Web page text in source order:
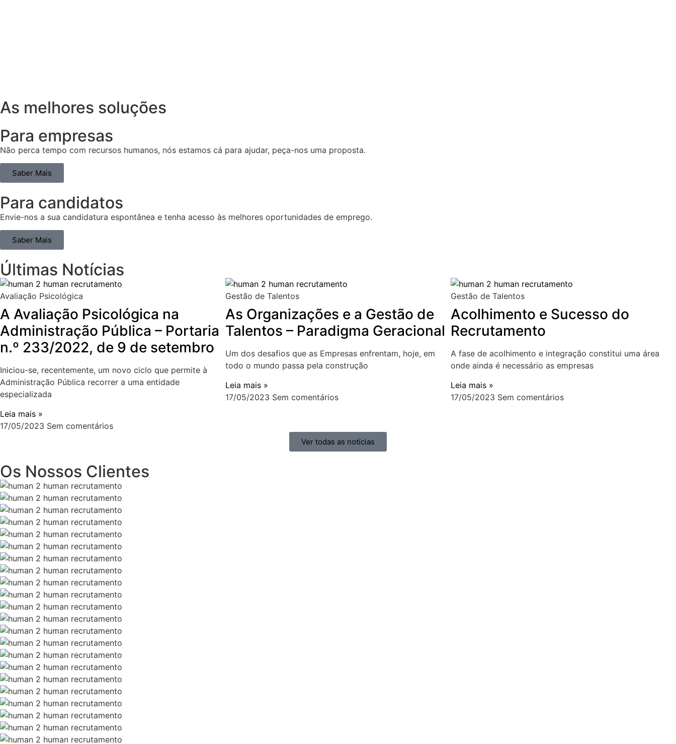
As melhores soluções
Para empresas
Não perca tempo com recursos humanos, nós estamos cá para ajudar, peça-nos uma proposta.
Saber Mais
Para candidatos
Envie-nos a sua candidatura espontânea e tenha acesso às melhores oportunidades de emprego.
Saber Mais
Últimas Notícias
Avaliação Psicológica
A Avaliação Psicológica na
Administração Pública – Portaria
n.º 233/2022, de 9 de setembro
Iniciou-se, recentemente, um novo ciclo que permite à
Administração Pública recorrer a uma entidade
especializada
Leia mais »
17/05/2023 Sem comentários
Gestão de Talentos
As Organizações e a Gestão de
Talentos – Paradigma Geracional
Um dos desafios que as Empresas enfrentam, hoje, em
todo o mundo passa pela construção
Leia mais »
17/05/2023 Sem comentários
Gestão de Talentos
Acolhimento e Sucesso do
Recrutamento
A fase de acolhimento e integração constitui uma área
onde ainda é necessário as empresas
Leia mais »
17/05/2023 Sem comentários
Ver todas as notícias
Os Nossos Clientes